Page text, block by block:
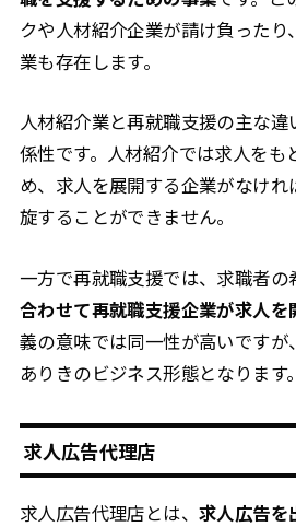
クや人材紹介企業が請け負った
業も存在します。
人材紹介業と再就職支援の主な
係性です。人材紹介では求人をも
め、求人を展開する企業がなけ
旋することができません。
一方で再就職支援では、求職者の
合わせて再就職支援企業が求人を
義の意味では同一性が高いです
ありきのビジネス形態となります。
求人広告代理店
求人広告代理店とは、求人広告を